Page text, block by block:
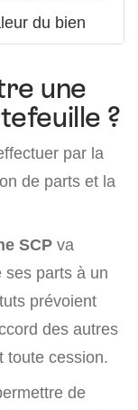
du bien
une
?
par la
de parts et la
SCP va
ses parts à un
prévoient
des autres
toute cession.
de